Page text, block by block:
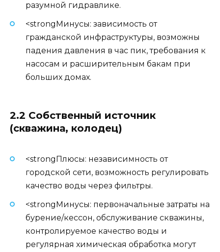
разумной гидравлике.
<strongМинусы: зависимость от
гражданской инфраструктуры, возможны
падения давления в час пик, требования к
насосам и расширительным бакам при
больших домах.
2.2 Собственный источник
(скважина, колодец)
<strongПлюсы: независимность от
городской сети, возможность регулировать
качество воды через фильтры.
<strongМинусы: первоначальные затраты на
бурение/кессон, обслуживание скважины,
контролируемое качество воды и
регулярная химическая обработка могут